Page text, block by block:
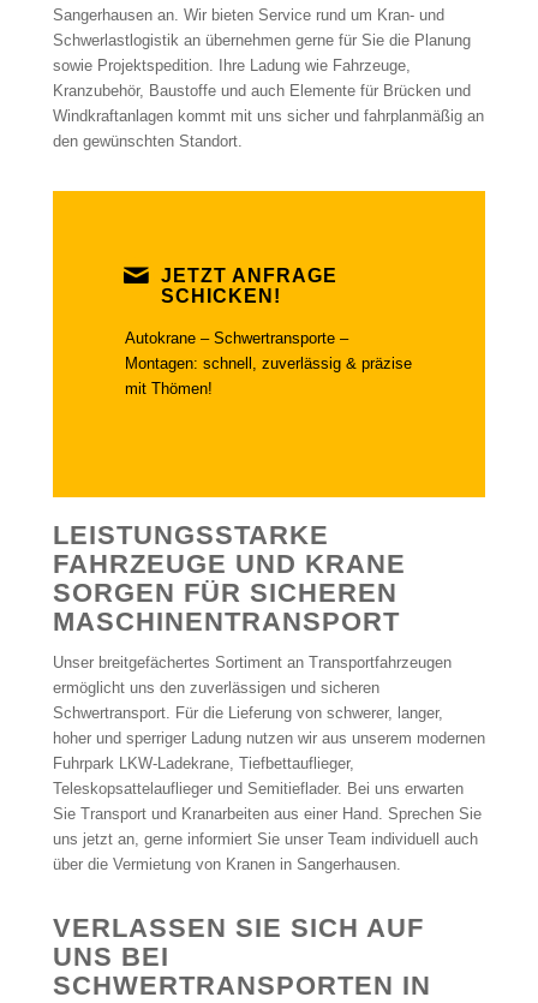
Sangerhausen an. Wir bieten Service rund um Kran- und
Schwerlastlogistik an übernehmen gerne für Sie die Planung
sowie Projektspedition. Ihre Ladung wie Fahrzeuge,
Kranzubehör, Baustoffe und auch Elemente für Brücken und
Windkraftanlagen kommt mit uns sicher und fahrplanmäßig an
den gewünschten Standort.
JETZT ANFRAGE
SCHICKEN!
Autokrane – Schwertransporte –
Montagen: schnell, zuverlässig & präzise
mit Thömen!
LEISTUNGSSTARKE
FAHRZEUGE UND KRANE
SORGEN FÜR SICHEREN
MASCHINENTRANSPORT
Unser breitgefächertes Sortiment an Transportfahrzeugen
ermöglicht uns den zuverlässigen und sicheren
Schwertransport. Für die Lieferung von schwerer, langer,
hoher und sperriger Ladung nutzen wir aus unserem modernen
Fuhrpark LKW-Ladekrane, Tiefbettauflieger,
Teleskopsattelauflieger und Semitieflader. Bei uns erwarten
Sie Transport und Kranarbeiten aus einer Hand. Sprechen Sie
uns jetzt an, gerne informiert Sie unser Team individuell auch
über die Vermietung von Kranen in Sangerhausen.
VERLASSEN SIE SICH AUF
UNS BEI
SCHWERTRANSPORTEN IN